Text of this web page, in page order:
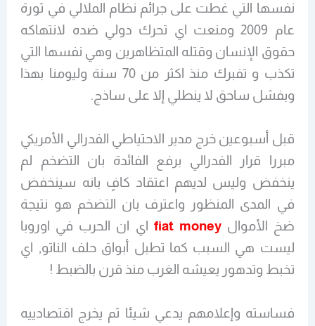
نفسها التي غطت على جرائم نظام الملالي في ثورة
عام 2009 ومنعت اي تحرك دولي ضده لانتهاكه
حقوق الإنسان وقتله المتظاهرين وهي نفسها التي
تكذب و تفبرك منذ اكثر من 70 سنة وليومنا بهذا
وبفشل ساحق لا ينطلي إلا على ساذج.
قبل أسبوعين خرج مدير الاحتياطي الفدرالي الأمريكي
مبررا قرار الفدرالي برفع الفائدة بان التضخم لم
ينخفض وليس لديهم اعتقاد كافٍ بانه سينخفض
في المدى المنظور واعترف بان التضخم هو نتيجة
ضخ الأموالfiat money
اي ان الحرب في اوروبا
ليست هي السبب كما تطبل أبواق حلف الناتو, اي
تخبط وتدهور يعيشه الغرب منذ قرن بالضبط !
فساسته وإعلامهم يدعي شيئا ثم يخرج اقتصادييه